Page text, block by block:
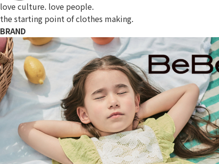
love culture. love people.
the starting point of clothes making.
BRAND